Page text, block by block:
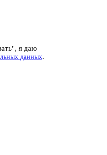
я даю
данных.